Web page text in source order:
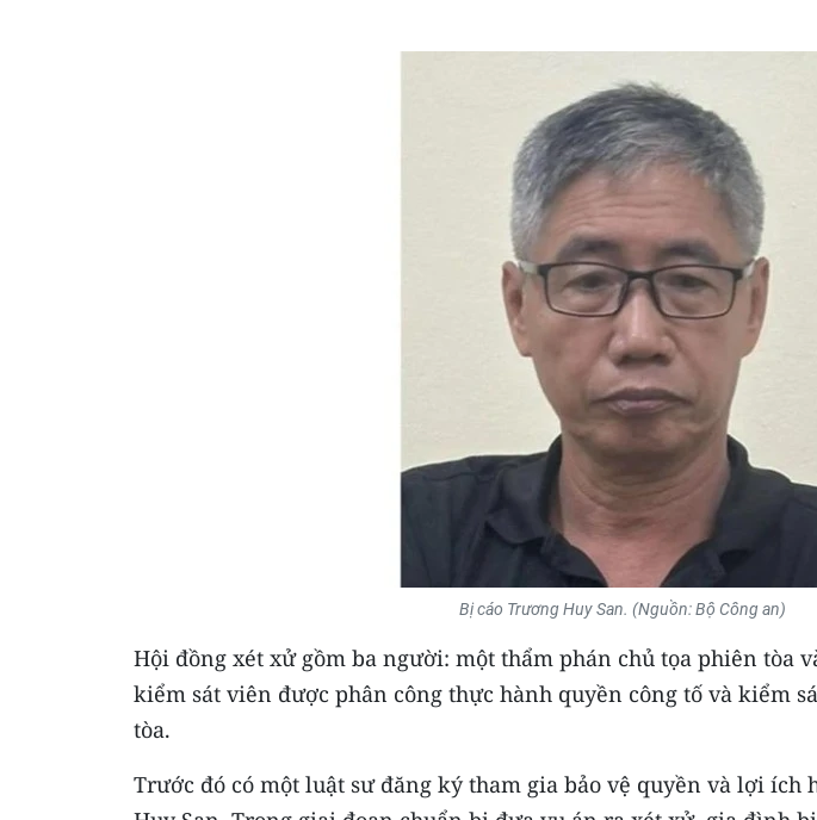
Bị cáo Trương Huy San. (Nguồn: Bộ Công an)
Hội đồng xét xử gồm ba người: một thẩm phán chủ tọa phiên tòa
kiểm sát viên được phân công thực hành quyền công tố và kiểm
tòa.
Trước đó có một luật sư đăng ký tham gia bảo vệ quyền và lợi ích